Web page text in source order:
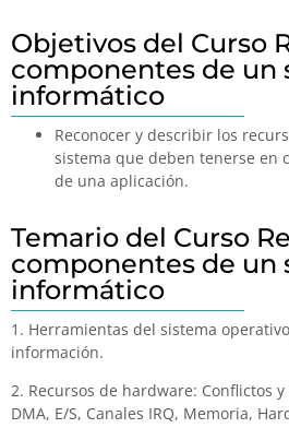
Objetivos del Curso
componentes de un
informático
Reconocer y describir los
sistema que deben tenerse en
de una aplicación.
Temario del Curso
componentes de un
informático
1. Herramientas del sistema
información.
2. Recursos de hardware: Conflictos
DMA, E/S, Canales IRQ, Memoria,